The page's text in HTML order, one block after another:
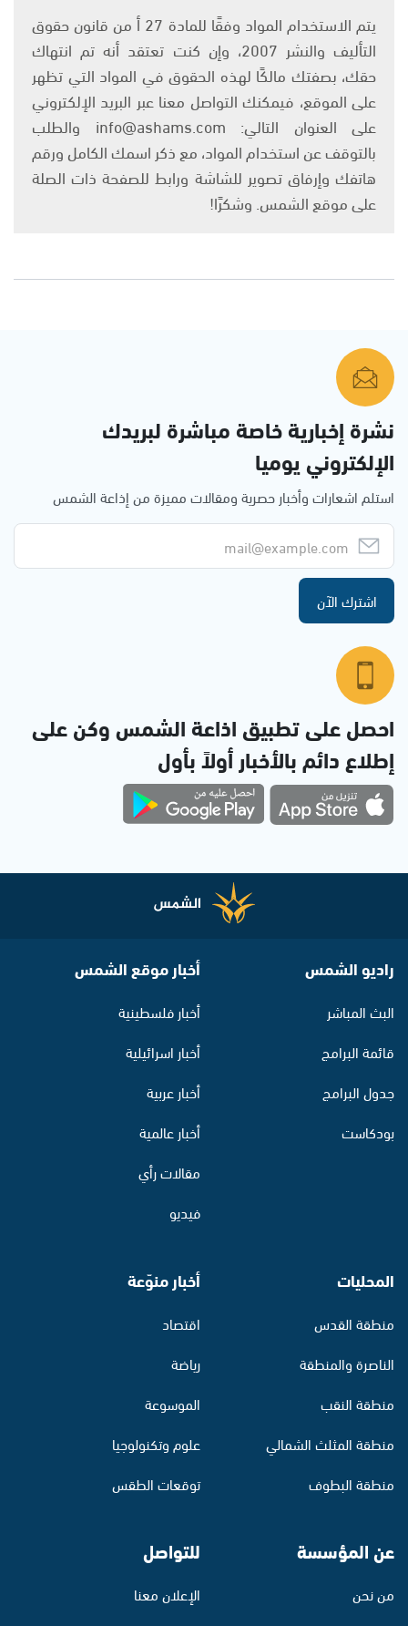
يتم الاستخدام المواد وفقًا للمادة 27 أ من قانون حقوق
التأليف والنشر 2007، وإن كنت تعتقد أنه تم انتهاك
حقك، بصفتك مالكًا لهذه الحقوق في المواد التي تظهر
على الموقع، فيمكنك التواصل معنا عبر البريد الإلكتروني
على العنوان التالي: info@ashams.com والطلب
بالتوقف عن استخدام المواد، مع ذكر اسمك الكامل ورقم
هاتفك وإرفاق تصوير للشاشة ورابط للصفحة ذات الصلة
على موقع الشمس. وشكرًا!
نشرة إخبارية خاصة مباشرة لبريدك
الإلكتروني يوميا
استلم اشعارات وأخبار حصرية ومقالات مميزة من إذاعة الشمس
اشترك الآن
احصل على تطبيق اذاعة الشمس وكن على
إطلاع دائم بالأخبار أولاً بأول
راديو الشمس
البث المباشر
قائمة البرامج
جدول البرامج
بودكاست
أخبار موقع الشمس
أخبار فلسطينية
أخبار اسرائيلية
أخبار عربية
أخبار عالمية
مقالات رأي
فيديو
المحليات
منطقة القدس
الناصرة والمنطقة
منطقة النقب
منطقة المثلث الشمالي
منطقة البطوف
أخبار منوّعة
اقتصاد
رياضة
الموسوعة
علوم وتكنولوجيا
توقعات الطقس
عن المؤسسة
من نحن
للتواصل
الإعلان معنا